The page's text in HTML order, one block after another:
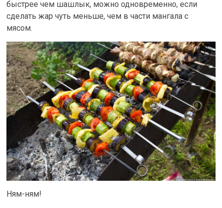
быстрее чем шашлык, можно одновременно, если
сделать жар чуть меньше, чем в части мангала с
мясом.
Ням-ням!